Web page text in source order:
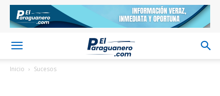
Inicio Sucesos